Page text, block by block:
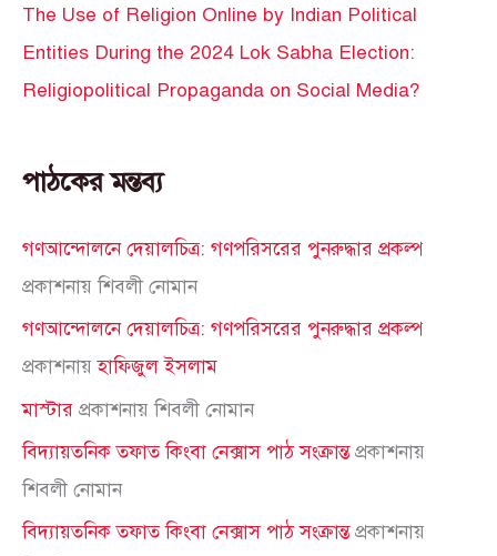
The Use of Religion Online by Indian Political
Entities During the 2024 Lok Sabha Election:
Religiopolitical Propaganda on Social Media?
পাঠকের মন্তব্য
গণআন্দোলনে দেয়ালচিত্র: গণপরিসরের পুনরুদ্ধার প্রকল্প
প্রকাশনায়শিবলী নোমান
গণআন্দোলনে দেয়ালচিত্র: গণপরিসরের পুনরুদ্ধার প্রকল্প
প্রকাশনায়হাফিজুল ইসলাম
মাস্টার প্রকাশনায়শিবলী নোমান
বিদ্যায়তনিক তফাত কিংবা নেক্সাস পাঠ সংক্রান্তপ্রকাশনায়
শিবলী নোমান
বিদ্যায়তনিক তফাত কিংবা নেক্সাস পাঠ সংক্রান্তপ্রকাশনায়